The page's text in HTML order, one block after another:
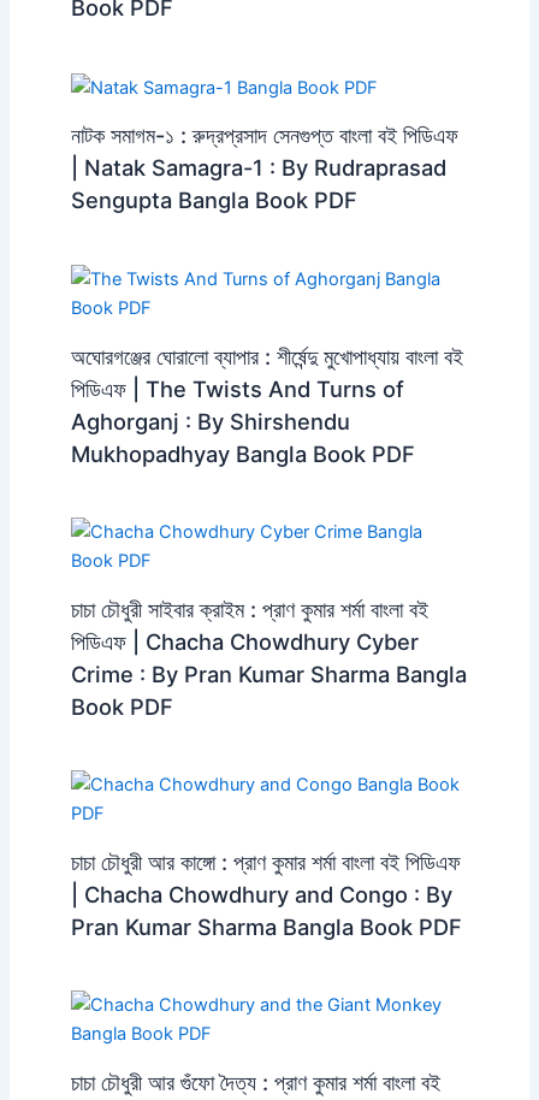
Book PDF
নাটক সমাগম-১ : রুদ্রপ্রসাদ সেনগুপ্ত বাংলা বই পিডিএফ
| Natak Samagra-1 : By Rudraprasad
Sengupta Bangla Book PDF
অঘোরগঞ্জের ঘোরালো ব্যাপার : শীর্ষেন্দু মুখোপাধ্যায় বাংলা বই
পিডিএফ | The Twists And Turns of
Aghorganj : By Shirshendu
Mukhopadhyay Bangla Book PDF
চাচা চৌধুরী সাইবার ক্রাইম : প্রাণ কুমার শর্মা বাংলা বই
পিডিএফ | Chacha Chowdhury Cyber ​​
Crime : By Pran Kumar Sharma Bangla
Book PDF
চাচা চৌধুরী আর কাঙ্গো : প্রাণ কুমার শর্মা বাংলা বই পিডিএফ
| Chacha Chowdhury and Congo : By
Pran Kumar Sharma Bangla Book PDF
চাচা চৌধুরী আর গুঁফো দৈত্য : প্রাণ কুমার শর্মা বাংলা বই